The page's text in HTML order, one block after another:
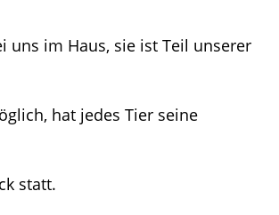
uns im Haus, sie ist Teil unserer
hat jedes Tier seine
statt.